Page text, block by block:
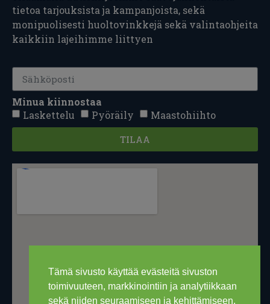
Tämä sivusto käyttää evästeitä sivuston
toimivuuteen, markkinointiin ja analytiikkaan
sekä niiden seuraamiseen ja kehittämiseen.
tietoa tarjouksista ja kampanjoista, sekä
monipuolisesti huoltovinkkejä sekä valintaohjeita
kaikkiin lajeihimme liittyen
Minua kiinnostaa
Laskettelu
Pyöräily Maastohiihto
TILAA